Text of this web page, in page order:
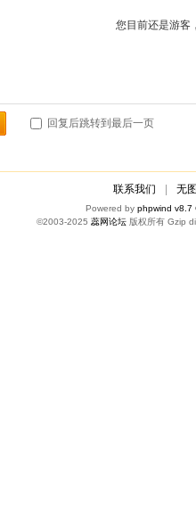
您目前还是游客
回复后跳转到最后一页
联系我们 无
Powered by phpwind v8.7
©2003-2025 蕊网论坛 版权所有 Gzip